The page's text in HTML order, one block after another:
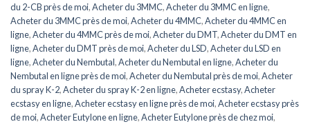
du 2-CB près de moi,Acheter du 3MMC,Acheter du 3MMC en ligne,
Acheter du 3MMC près de moi,Acheter du 4MMC,Acheter du 4MMC en
ligne,Acheter du 4MMC près de moi,Acheter du DMT,Acheter du DMT en
ligne,Acheter du DMT près de moi,Acheter du LSD,Acheter du LSD en
ligne,Acheter du Nembutal,Acheter du Nembutal en ligne,Acheter du
Nembutal en ligne près de moi,Acheter du Nembutal près de moi,Acheter
du spray K-2,Acheter du spray K-2 en ligne,Acheter ecstasy,Acheter
ecstasy en ligne,Acheter ecstasy en ligne près de moi,Acheter ecstasy près
de moi,Acheter Eutylone en ligne,Acheter Eutylone près de chez moi,